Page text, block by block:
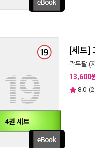
4권 세트
[세트]
곽두팔 (
13,600
8.0 (2